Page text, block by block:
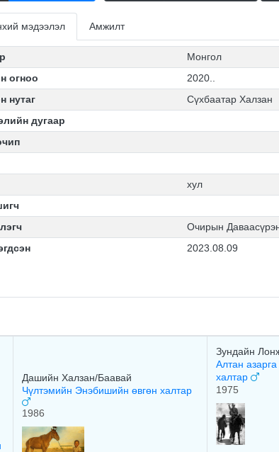
мэдээлэл Амжилт
Монгол
огноо
2020..
нутаг
Сүхбаатар Халзан
дугаар
хул
Очирын
2023.08.09
Дашийн Халзан/Баавай
Чүлтэмийн Энэбишийн өвгөн халтар
1986
Зундайн
Алтан
халтар
1975